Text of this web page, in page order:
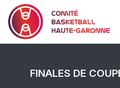
FINALES DE